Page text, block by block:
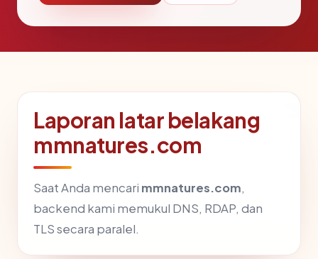
Laporan latar belakang
mmnatures.com
Saat Anda mencari mmnatures.com,
backend kami memukul DNS, RDAP, dan
TLS secara paralel.